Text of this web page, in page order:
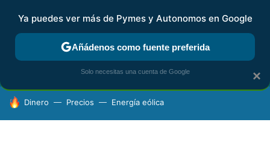
FISCALIDAD Y CONTABILIDAD KIT DIGITAL RENTA
HOY SE HABLA DE
Dinero Precios Energía eólica
×
Ya puedes ver más de Pymes y Autonomos en Google
Añádenos como fuente preferida
Solo necesitas una cuenta de Google